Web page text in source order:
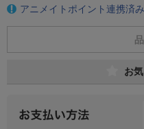
アニメイトポイント連携済
お